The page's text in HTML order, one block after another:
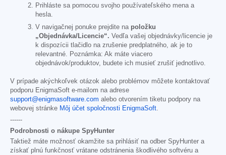
Prihláste sa pomocou svojho používateľského mena a
hesla.
V navigačnej ponuke prejdite na položku
„Objednávka/Licencie“. Vedľa vašej objednávky/licencie je
k dispozícii tlačidlo na zrušenie predplatného, ak je to
relevantné. Poznámka: Ak máte viacero
objednávok/produktov, budete ich musieť zrušiť jednotlivo.
V prípade akýchkoľvek otázok alebo problémov môžete kontaktovať
podporu EnigmaSoft e-mailom na adrese
support@enigmasoftware.com alebo otvorením tiketu podpory na
webovej stránke Môj účet spoločnosti EnigmaSoft
------
Podrobnosti o nákupe SpyHunter
Taktiež máte možnosť okamžite sa prihlásiť na odber SpyHunter a
získať plnú funkčnosť vrátane odstránenia škodlivého softvéru a